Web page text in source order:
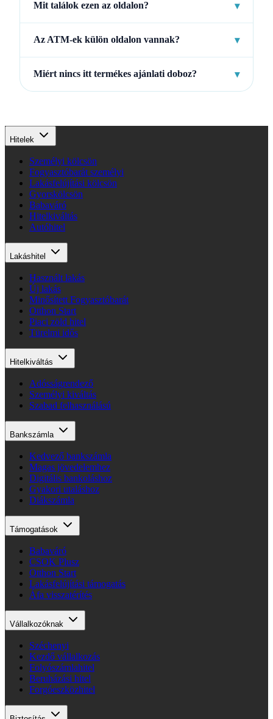
Mit találok ezen az oldalon? ▾
Az ATM-ek külön oldalon vannak? ▾
Miért nincs itt termékes ajánlati doboz? ▾
Hitelek
Személyi kölcsön
Fogyasztóbarát személyi
Lakásfelújítási kölcsön
Gyorskölcsön
Babaváró
Hitelkiváltás
Autóhitel
Lakáshitel
Használt lakás
Új lakás
Minősített Fogyasztóbarát
Otthon Start
Piaci zöld hitel
Türelmi idős
Hitelkiváltás
Adósságrendező
Személyi kiváltás
Szabad felhasználású
Bankszámla
Kedvező bankszámla
Magas jövedelemhez
Digitális bankoláshoz
Gyakori utaláshoz
Diákszámla
Támogatások
Babaváró
CSOK Plusz
Otthon Start
Lakásfelújítási támogatás
Áfa visszatérítés
Vállalkozóknak
Széchenyi
Kezdő vállalkozás
Folyószámlahitel
Beruházási hitel
Forgóeszközhitel